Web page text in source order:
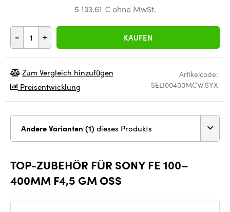
5 133.61 € ohne MwSt.
- + KAUFEN
Artikelcode:
SEL100400MCW.SYX
Zum Vergleich hinzufügen
Preisentwicklung
Andere Varianten (1) dieses Produkts
TOP-ZUBEHÖR FÜR SONY FE 100–
400MM F4,5 GM OSS